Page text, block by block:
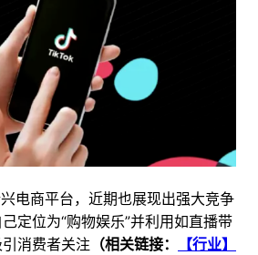
电商平台，近期也展现出强大竞争
定位为“购物娱乐”并利用如直播带
消费者关注 （相关链接：
【行业】